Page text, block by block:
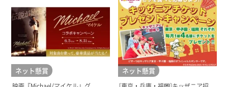
ネット懸賞 ネット懸賞